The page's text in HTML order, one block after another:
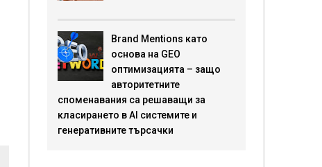
Brand Mentions като
основа на GEO
оптимизацията – защо
авторитетните
споменавания са решаващи за
класирането в AI системите и
генеративните търсачки